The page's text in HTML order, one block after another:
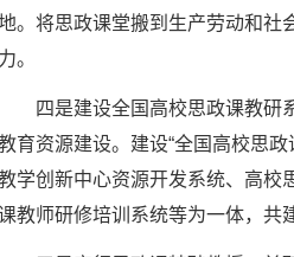
。将思政课堂搬到生产劳动和社
力。
四是建设全国高校思政课教研
育资源建设。建设“全国高校思
学创新中心资源开发系统、高校
教师研修培训系统等为一体，共